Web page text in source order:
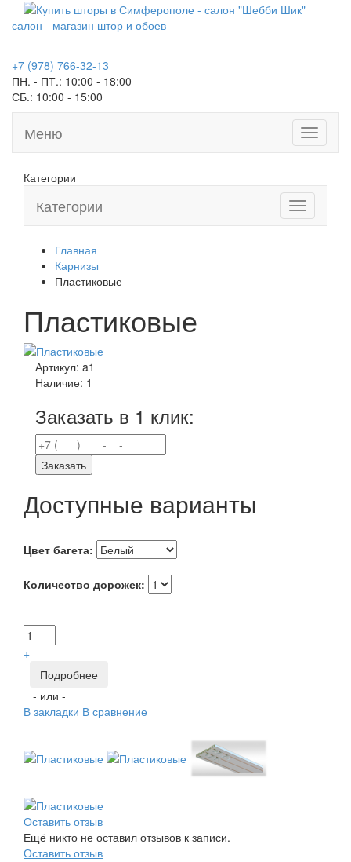
салон - магазин штор и обоев
+7 (978) 766-32-13
ПН. - ПТ.: 10:00 - 18:00
СБ.: 10:00 - 15:00
Toggle
Меню
Категории
Toggle
navigation
Категории
Главная
Карнизы
Пластиковые
Пластиковые
Артикул: a1
Наличие: 1
Заказать в 1 клик:
Заказать
Доступные варианты
Цвет багета:
Количество дорожек:
-
+
Подробнее
- или -
В закладки В сравнение
Оставить отзыв
Ещё никто не оставил отзывов к записи.
Оставить отзыв